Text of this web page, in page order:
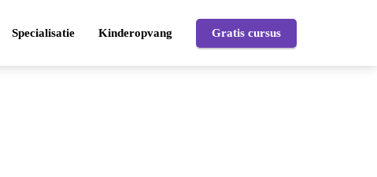
Specialisatie Kinderopvang Gratis cursus